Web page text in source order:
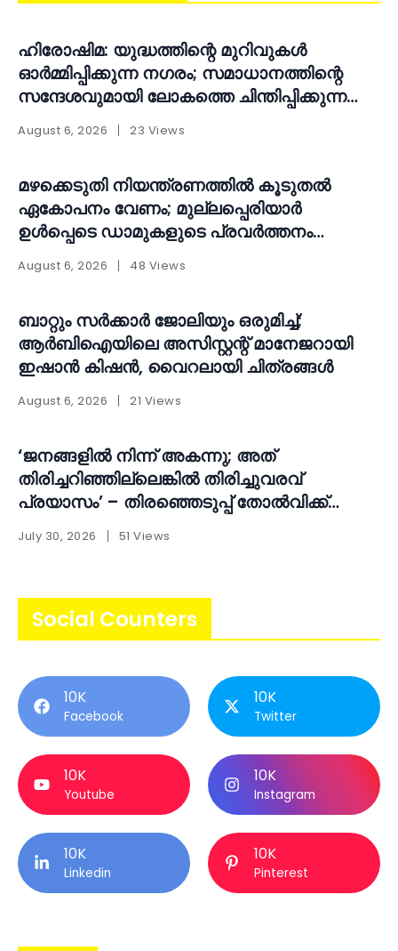
ഹിരോഷിമ: യുദ്ധത്തിന്റെ മുറിവുകൾ
ഓർമ്മിപ്പിക്കുന്ന നഗരം; സമാധാനത്തിന്റെ
സന്ദേശവുമായി ലോകത്തെ ചിന്തിപ്പിക്കുന്ന
August 6, 2026 23 Views
മഴക്കെടുതി നിയന്ത്രണത്തിൽ കൂടുതൽ
ഏകോപനം വേണം; മുല്ലപ്പെരിയാർ
ഉൾപ്പെടെ ഡാമുകളുടെ പ്രവർത്തനം
പുനഃപരിശോധിക്കണമെന്ന് ആവശ്യം
August 6, 2026 48 Views
ബാറ്റും സർക്കാർ ജോലിയും ഒരുമിച്ച്;
ആർബിഐയിലെ അസിസ്റ്റന്റ് മാനേജറായി
ഇഷാൻ കിഷൻ, വൈറലായി ചിത്രങ്ങൾ
August 6, 2026 21 Views
‘ജനങ്ങളിൽ നിന്ന് അകന്നു; അത്
തിരിച്ചറിഞ്ഞില്ലെങ്കിൽ തിരിച്ചുവരവ്
പ്രയാസം’ – തിരഞ്ഞെടുപ്പ് തോൽവിക്ക്
പിന്നാലെ ആത്മപരിശോധനയുമായി എ.എൻ.
ഷംസീർ
July 30, 2026 51 Views
Social Counters
10K
Facebook
10K
Twitter
10K
Youtube
10K
Instagram
10K
Linkedin
10K
Pinterest